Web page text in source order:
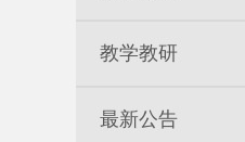
教学教研
最新公告